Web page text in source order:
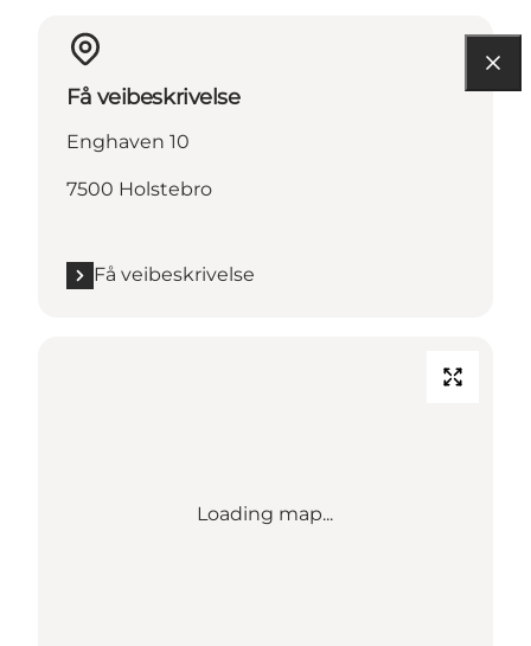
Få veibeskrivelse
Enghaven 10
7500 Holstebro
Få veibeskrivelse
Loading map...